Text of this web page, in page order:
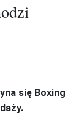
się Boxing